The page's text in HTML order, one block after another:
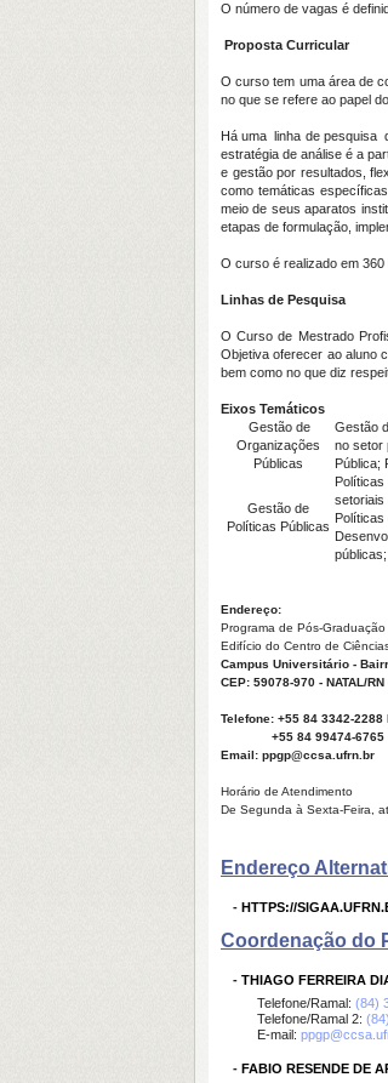
O número de vagas é
Proposta Curricular
O curso tem uma área de
no que se refere ao papel
Há uma linha de pesquisa
estratégia de análise é a
e gestão por resultados,
como temáticas
meio de seus aparatos
etapas de formulação,
O curso é realizado em
Linhas de Pesquisa
O Curso de Mestrado
Objetiva oferecer ao aluno
bem como no que diz
Eixos Temáticos
Gestão de
Organizações
Públicas
Gestão
no setor
Pública;
Gestão de
Políticas Públicas
Políticas
setoriais
Políticas
Endereço:
Programa de Pós-
Edifício do Centro de
Campus Universitário -
CEP: 59078-970 - NATAL/RN
Telefone: +55 84 3342-2288
+55 84 99474-6765
Email: ppgp@ccsa.ufrn.br
Horário de Atendimento
De Segunda à Sexta-Feira,
Endereço
- HTTPS://
Coordenação do
- THIAGO FERREIRA
Telefone/Ramal: (84)
Telefone/Ramal 2:
E-mail:
- FABIO RESENDE DE